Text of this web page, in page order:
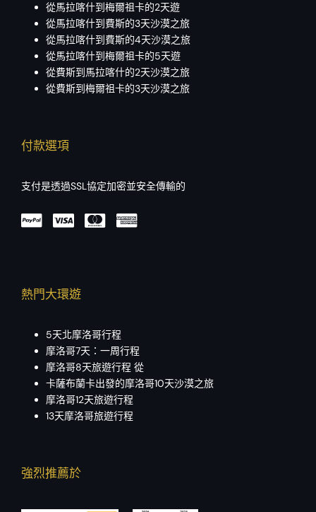
從馬拉喀什到梅爾祖卡的2天遊
從馬拉喀什到費斯的3天沙漠之旅
從馬拉喀什到費斯的4天沙漠之旅
從馬拉喀什到梅爾祖卡的5天遊
從費斯到馬拉喀什的2天沙漠之旅
從費斯到梅爾祖卡的3天沙漠之旅
付款選項
支付是透過SSL協定加密並安全傳輸的
熱門大環遊
5天北摩洛哥行程
摩洛哥7天：一周行程
摩洛哥8天旅遊行程 從
卡薩布蘭卡出發的摩洛哥10天沙漠之旅
摩洛哥12天旅遊行程
13天摩洛哥旅遊行程
強烈推薦於